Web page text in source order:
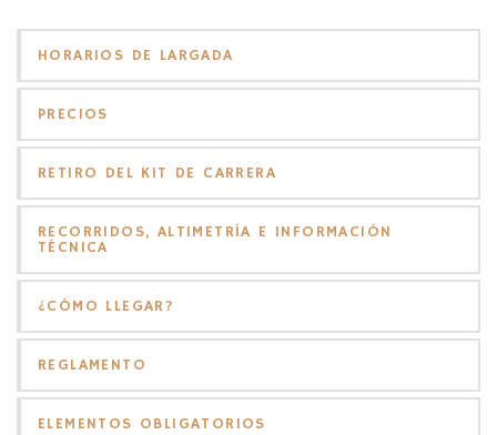
HORARIOS DE LARGADA
PRECIOS
RETIRO DEL KIT DE CARRERA
RECORRIDOS, ALTIMETRÍA E INFORMACIÓN
TÉCNICA
¿CÓMO LLEGAR?
REGLAMENTO
ELEMENTOS OBLIGATORIOS